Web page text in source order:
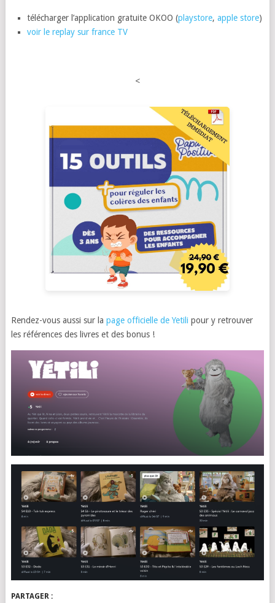
télécharger l’application gratuite OKOO (playstore,apple store)
voir le replay sur france TV
<
Rendez-vous aussi sur la page officielle de Yetili pour y retrouver
les références des livres et des bonus !
PARTAGER :